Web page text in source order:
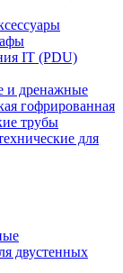
IT (PDU)
и дренажные
гофрированная
трубы
для
двустенных